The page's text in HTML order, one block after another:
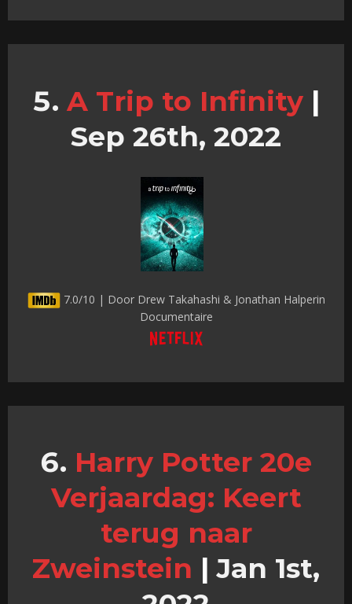
A Trip to Infinity |
Sep 26th, 2022
7.0/10 | Door Drew Takahashi & Jonathan Halperin
Documentaire
Harry Potter 20e
Verjaardag: Keert
terug naar
Zweinstein | Jan 1st,